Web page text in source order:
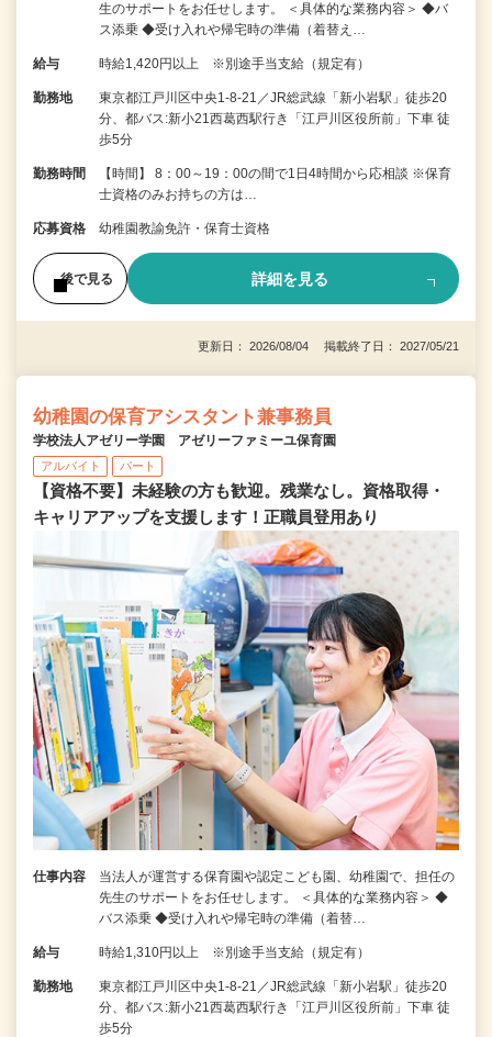
生のサポートをお任せします。 ＜具体的な業務内容＞ ◆バ
ス添乗 ◆受け入れや帰宅時の準備（着替え…
給与 時給1,420円以上 ※別途手当支給（規定有）
勤務地
東京都江戸川区中央1-8-21／JR総武線「新小岩駅」徒歩20
分、都バス:新小21西葛西駅行き「江戸川区役所前」下車 徒
歩5分
勤務時間
【時間】 8：00～19：00の間で1日4時間から応相談 ※保育
士資格のみお持ちの方は…
応募資格 幼稚園教諭免許・保育士資格
後で見る 詳細を見る
更新日： 2026/08/04 掲載終了日： 2027/05/21
幼稚園の保育アシスタント兼事務員
学校法人アゼリー学園 アゼリーファミーユ保育園
アルバイト パート
【資格不要】未経験の方も歓迎。残業なし。資格取得・
キャリアアップを支援します！正職員登用あり
仕事内容
当法人が運営する保育園や認定こども園、幼稚園で、担任の
先生のサポートをお任せします。 ＜具体的な業務内容＞ ◆
バス添乗 ◆受け入れや帰宅時の準備（着替…
給与 時給1,310円以上 ※別途手当支給（規定有）
勤務地
東京都江戸川区中央1-8-21／JR総武線「新小岩駅」徒歩20
分、都バス:新小21西葛西駅行き「江戸川区役所前」下車 徒
歩5分